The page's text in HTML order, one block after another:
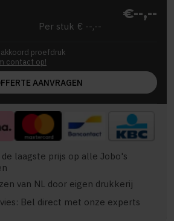
€--,--
Per stuk € --,--
akkoord proefdruk
contact op!
AANVRAGEN
de laagste prijs op alle Jobo's
van NL door eigen drukkerij
Bel direct met onze experts